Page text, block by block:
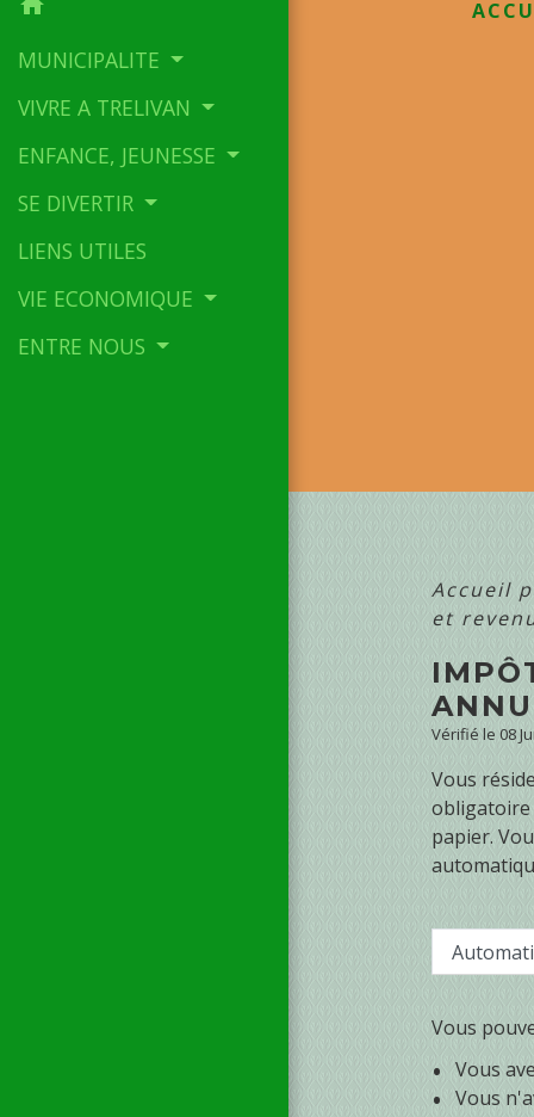
MUNICIPALITE
VIVRE A TRELIVAN
ENFANCE, JEUNESSE
SE DIVERTIR
LIENS UTILES
VIE ECONOMIQUE
ENTRE NOUS
Accueil
et
Vérifié le 08
Vous
obligatoire
papier.
Vous
Vous
Vous